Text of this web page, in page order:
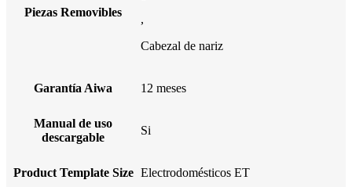
Piezas Removibles
,
Cabezal de nariz
Garantía Aiwa 12 meses
Manual de uso
descargable
Si
Product Template Size Electrodomésticos ET